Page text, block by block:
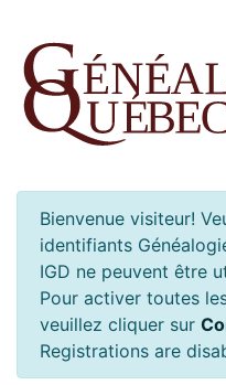
Bienvenue visiteur!
identifiants
IGD ne peuvent être
Pour activer toutes
veuillez cliquer sur
Registrations are